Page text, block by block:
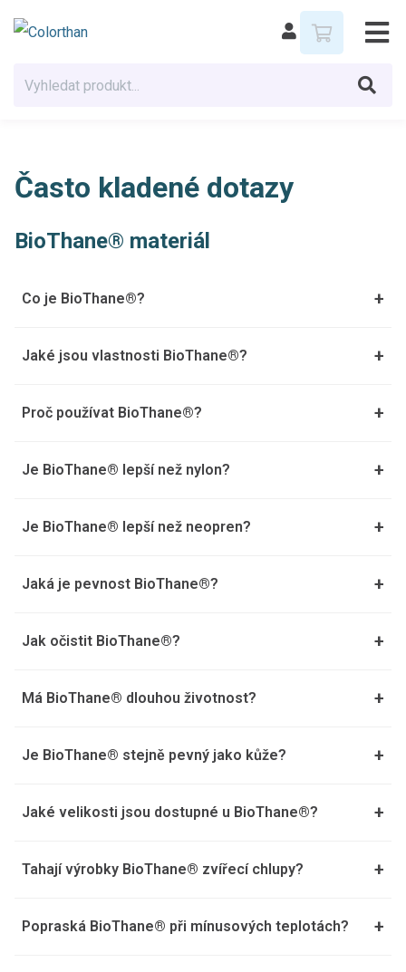
Často kladené dotazy
BioThane® materiál
Co je BioThane®? +
Jaké jsou vlastnosti BioThane®? +
Proč používat BioThane®? +
Je BioThane® lepší než nylon? +
Je BioThane® lepší než neopren? +
Jaká je pevnost BioThane®? +
Jak očistit BioThane®? +
Má BioThane® dlouhou životnost? +
Je BioThane® stejně pevný jako kůže? +
Jaké velikosti jsou dostupné u BioThane®? +
Tahají výrobky BioThane® zvířecí chlupy? +
Popraská BioThane® při mínusových teplotách? +